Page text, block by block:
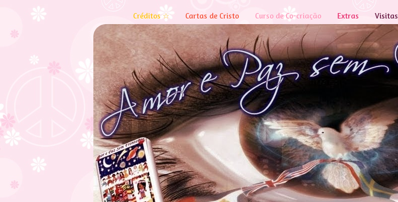
Créditos ☆ Cartas de Cristo Curso de Co-criação Extras Visitas